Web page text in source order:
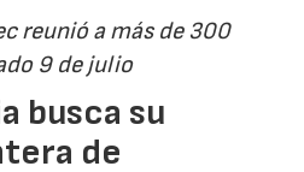
reunió a más de 300
9 de julio
busca su
de